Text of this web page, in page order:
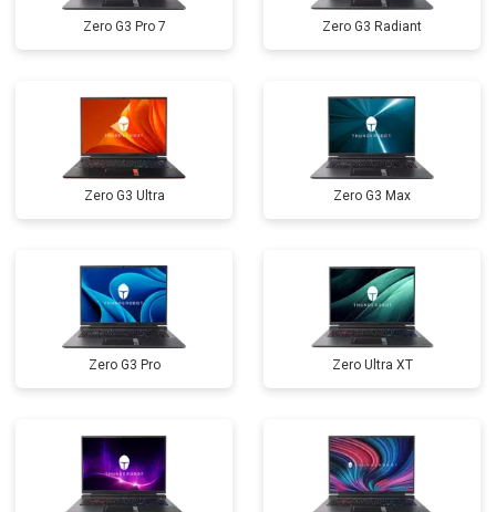
Замена микрофона от 2600 ₽ Заказать
Замена оперативной памяти от 1100 ₽ Заказать
Прошивка BIOS от 1500 ₽
Zero G3 Pro 7 Zero G3 Radiant
Zero G3 Ultra Zero G3 Max
Zero G3 Pro Zero Ultra XT